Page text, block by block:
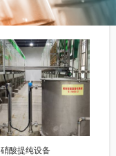
硝酸提纯设备